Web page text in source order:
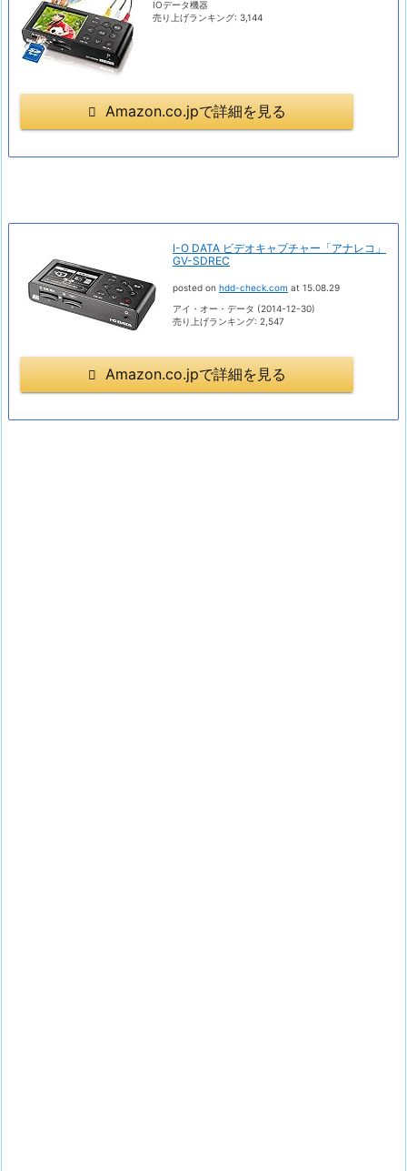
IOデータ機器
売り上げランキング: 3,144
Amazon.co.jpで詳細を見る
I-O DATA ビデオキャプチャー「アナレコ」
GV-SDREC
posted on hdd-check.com at 15.08.29
アイ・オー・データ (2014-12-30)
売り上げランキング: 2,547
Amazon.co.jpで詳細を見る